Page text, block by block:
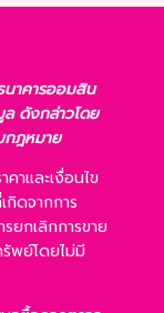
าคารออมสิน
ล ดังกล่าวโดย
กฎหมาย
าและเงื่อนไข
ดจากการ
ยกเลิกการขาย
พย์โดยไม่มี